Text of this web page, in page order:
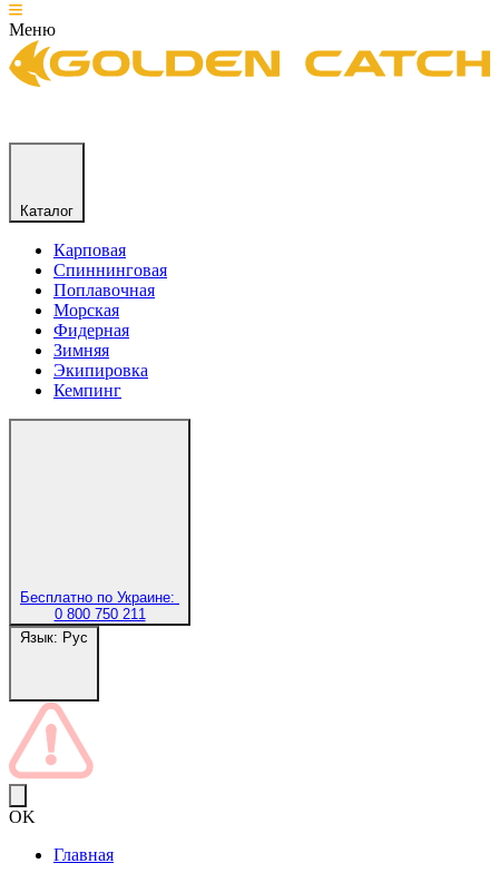
Меню
Каталог
Карповая
Спиннинговая
Поплавочная
Морская
Фидерная
Зимняя
Экипировка
Кемпинг
Бесплатно по Украине:
0 800 750 211
Язык: Рус
OK
Главная